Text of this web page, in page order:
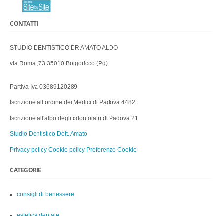
CONTATTI
STUDIO DENTISTICO DR AMATO ALDO
via Roma ,73 35010 Borgoricco (Pd).
Partiva Iva 03689120289
Iscrizione all’ordine dei Medici di Padova 4482
Iscrizione all'albo degli odontoiatri di Padova 21
Studio Dentistico Dott. Amato
Privacy policy Cookie policy Preferenze Cookie
CATEGORIE
consigli di benessere